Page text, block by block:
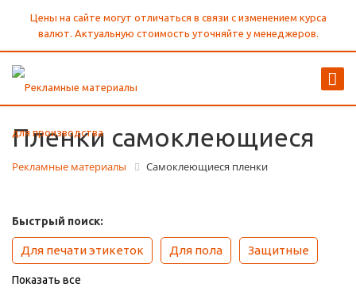
Цены на сайте могут отличаться в связи с изменением курса
валют. Актуальную стоимость уточняйте у менеджеров.
Пленки самоклеющиеся
Рекламные материалы Самоклеющиеся пленки
Быстрый поиск:
Для печати этикеток Для пола Защитные
Показать все